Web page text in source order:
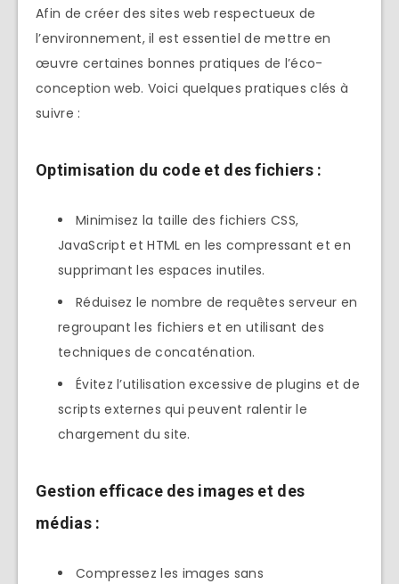
Afin de créer des sites web respectueux de
l’environnement, il est essentiel de mettre en
œuvre certaines bonnes pratiques de l’éco-
conception web. Voici quelques pratiques clés à
suivre :
Optimisation du code et des fichiers :
Minimisez la taille des fichiers CSS,
JavaScript et HTML en les compressant et en
supprimant les espaces inutiles.
Réduisez le nombre de requêtes serveur en
regroupant les fichiers et en utilisant des
techniques de concaténation.
Évitez l’utilisation excessive de plugins et de
scripts externes qui peuvent ralentir le
chargement du site.
Gestion efficace des images et des
médias :
Compressez les images sans